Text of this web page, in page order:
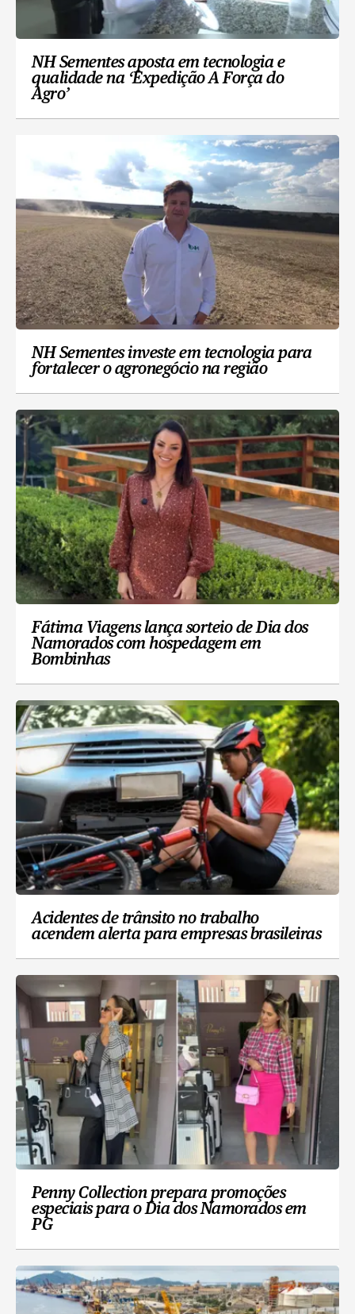
NH Sementes aposta em tecnologia e
qualidade na ‘Expedição A Força do
Agro’
NH Sementes investe em tecnologia para
fortalecer o agronegócio na região
Fátima Viagens lança sorteio de Dia dos
Namorados com hospedagem em
Bombinhas
Acidentes de trânsito no trabalho
acendem alerta para empresas brasileiras
Penny Collection prepara promoções
especiais para o Dia dos Namorados em
PG